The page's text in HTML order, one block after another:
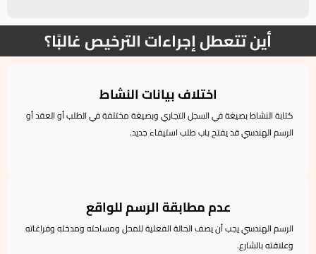
أين تتعطل إجراءات الترخيص غالبًا؟
اختلاف بيانات النشاط
كتابة النشاط بصيغة في السجل التجاري وبصيغة مختلفة في الطلب أو العقد أو
الرسم الهندسي قد يفتح باب طلب استيفاء جديد.
عدم مطابقة الرسم للواقع
الرسم الهندسي يجب أن يصف الحالة الفعلية للمحل ومساحته ومدخله وفراغاته
وعلاقته بالشارع.